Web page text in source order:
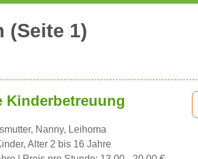
(Seite 1)
Kinderbetreuung
Nanny, Leihoma
Alter 2 bis 16 Jahre